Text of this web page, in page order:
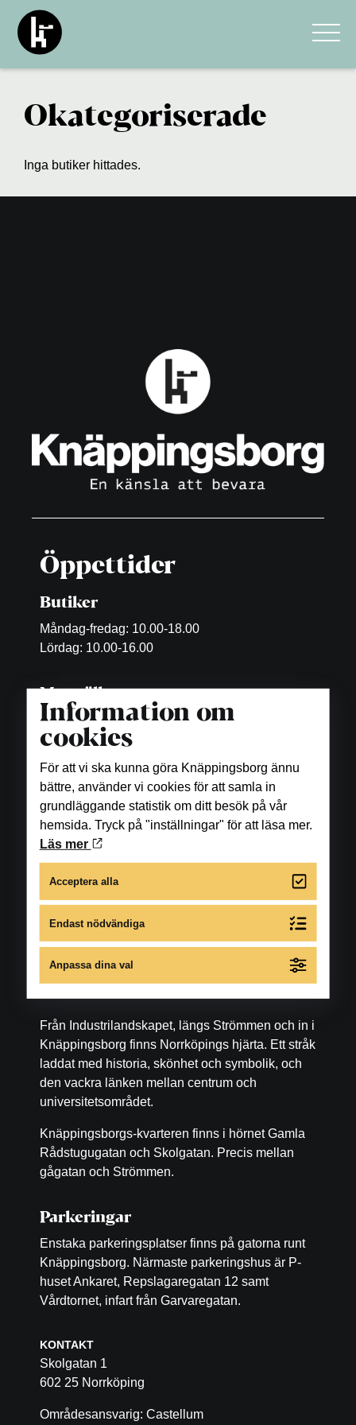
Okategoriserade
Inga butiker hittades.
Öppettider
Butiker
Måndag-fredag: 10.00-18.00
Lördag: 10.00-16.00
Se öppettider under respektive restaurang, bar
samt fikaställe.
Skönhet och hälsa
Se öppettider under respektive företag.
respektive butiks eller restaurangs egen
Hitta hit
Från Industrilandskapet, längs Strömmen och in i
Knäppingsborg finns Norrköpings hjärta. Ett stråk
laddat med historia, skönhet och symbolik, och
den vackra länken mellan centrum och
universitetsområdet.
Knäppingsborgs-kvarteren finns i hörnet Gamla
Rådstugugatan och Skolgatan. Precis mellan
gågatan och Strömmen.
Parkeringar
Enstaka parkeringsplatser finns på gatorna runt
Knäppingsborg. Närmaste parkeringshus är P-
huset Ankaret, Repslagaregatan 12 samt
Vårdtornet, infart från Garvaregatan.
KONTAKT
Skolgatan 1
602 25 Norrköping
Områdesansvarig: Castellum
Information om
cookies
För att vi ska kunna göra Knäppingsborg ännu
bättre, använder vi cookies för att samla in
grundläggande statistik om ditt besök på vår
hemsida. Tryck på "inställningar" för att läsa mer.
Läs mer
Acceptera alla
Endast nödvändiga
Anpassa dina val